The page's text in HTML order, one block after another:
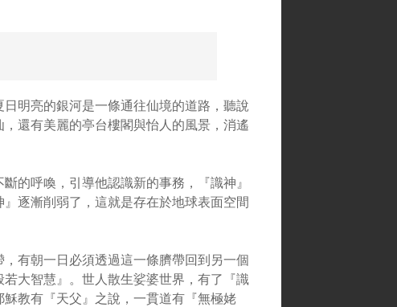
明亮的銀河是一條通往仙境的道路，聽說
還有美麗的亭台樓閣與怡人的風景，消遙
的呼喚，引導他認識新的事務，『識神』
逐漸削弱了，這就是存在於地球表面空間
有朝一日必須透過這一條臍帶回到另一個
大智慧』。世人散生娑婆世界，有了『識
教有『天父』之說，一貫道有『無極姥